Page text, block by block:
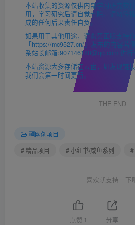
本站收集的资源仅供内部学习研究软
用，学习研究后请自觉删除，请勿传
成的任何后果责任自负。
如果用于其他用途，请购买正版支持
「https://mc9527.cn/」发布的内容若
系站长邮箱:907146180@qq.com 进行
本站资源大多存储在云盘，如发现链
我们会第一时间更新。
THE END
🆓网创项目
# 精品项目
# 小红书/咸鱼系列
喜欢就支持一下
点赞 1 分享